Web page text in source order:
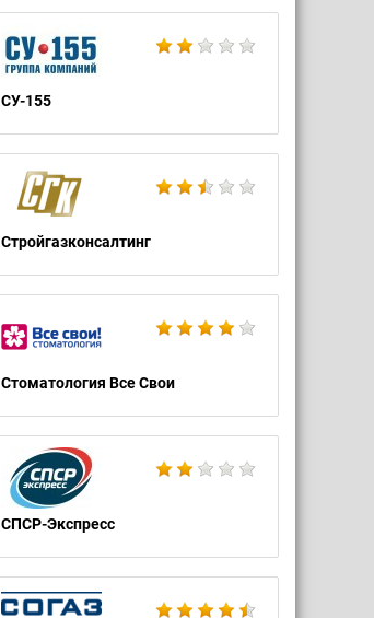
СУ-155
Стройгазконсалтинг
Стоматология Все Свои
СПСР-Экспресс